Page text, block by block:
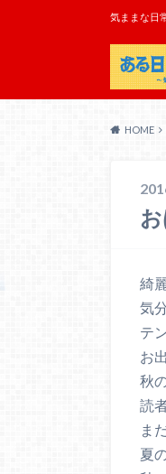
気ままな日
HOME
綺
気
テ
お
秋
読
ま
夏